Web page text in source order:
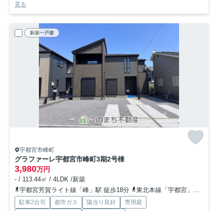
見る
新築一戸建
宇都宮市峰町
グラファーレ宇都宮市峰町3期2号棟
3,980万円
- / 113.44㎡ / 4LDK /新築
宇都宮芳賀ライト線「峰」駅 徒歩18分
東北本線「宇都宮」駅 徒歩34分
駐車2台可 都市ガス 陽当り良好
専用庭